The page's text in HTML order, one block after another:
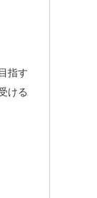
指す
ける